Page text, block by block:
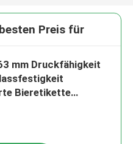
Preis für
mm Druckfähigkeit
Bieretikette